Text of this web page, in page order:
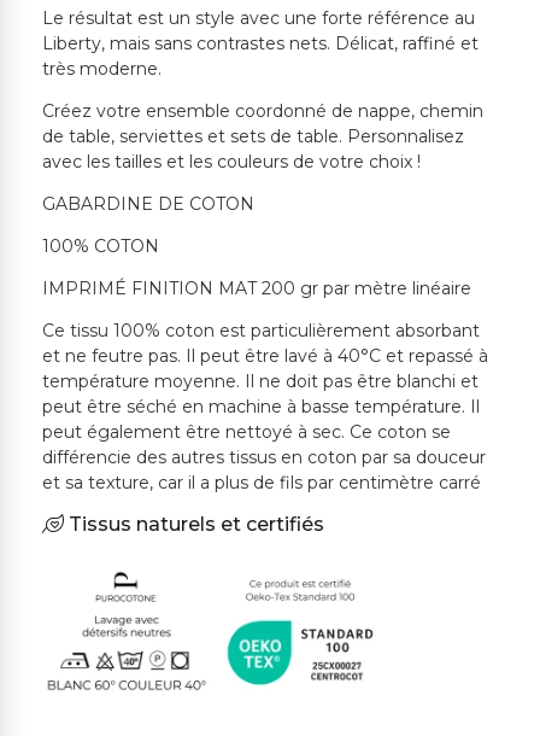
Le résultat est un style avec une forte référence au
Liberty, mais sans contrastes nets. Délicat, raffiné et
très moderne.
Créez votre ensemble coordonné de nappe, chemin
de table, serviettes et sets de table. Personnalisez
avec les tailles et les couleurs de votre choix !
GABARDINE DE COTON
100% COTON
IMPRIMÉ FINITION MAT 200 gr par mètre linéaire
Ce tissu 100% coton est particulièrement absorbant
et ne feutre pas. Il peut être lavé à 40°C et repassé à
température moyenne. Il ne doit pas être blanchi et
peut être séché en machine à basse température. Il
peut également être nettoyé à sec. Ce coton se
différencie des autres tissus en coton par sa douceur
et sa texture, car il a plus de fils par centimètre carré
Tissus naturels et certifiés